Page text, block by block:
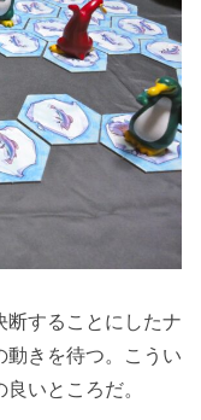
することにしたナ
動きを待つ。こうい
いところだ。